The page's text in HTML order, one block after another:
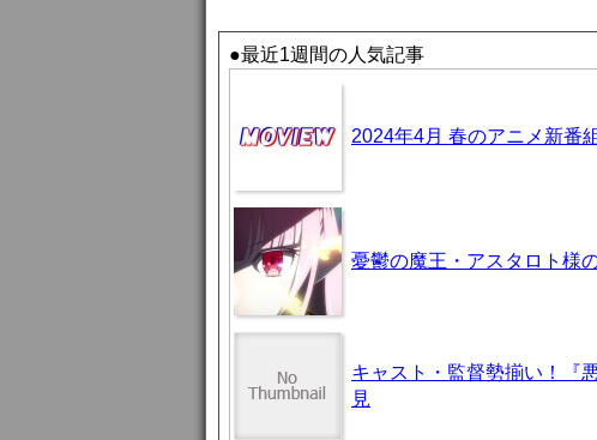
●最近1週間の人気記事
2024年4月 春のアニメ新番
憂鬱の魔王・アスタロト様
キャスト・監督勢揃い！『
見